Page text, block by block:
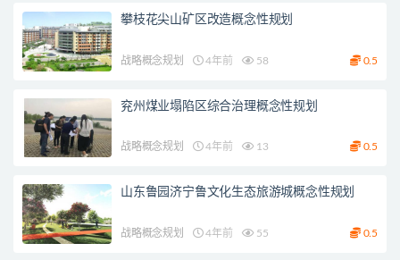
攀枝花尖山矿区改造概念性规划
战略概念规划 4年前 58 0.5
兖州煤业塌陷区综合治理概念性规划
战略概念规划 4年前 13 0.5
山东鲁园济宁鲁文化生态旅游城概念性规划
战略概念规划 4年前 55 0.5